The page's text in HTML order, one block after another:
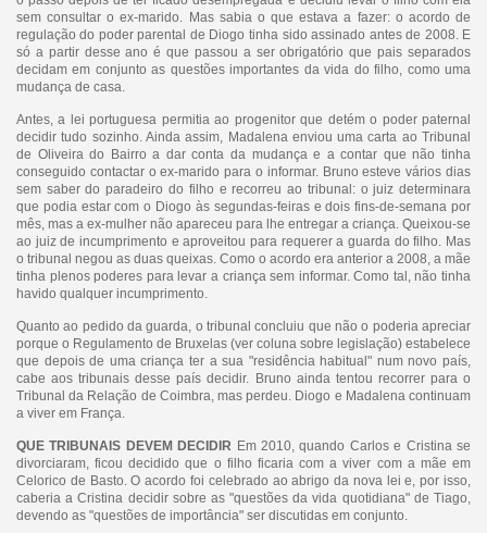
sem consultar o ex-marido. Mas sabia o que estava a fazer: o acordo de
regulação do poder parental de Diogo tinha sido assinado antes de 2008. E
só a partir desse ano é que passou a ser obrigatório que pais separados
decidam em conjunto as questões importantes da vida do filho, como uma
mudança de casa.
Antes, a lei portuguesa permitia ao progenitor que detém o poder paternal
decidir tudo sozinho. Ainda assim, Madalena enviou uma carta ao Tribunal
de Oliveira do Bairro a dar conta da mudança e a contar que não tinha
conseguido contactar o ex-marido para o informar. Bruno esteve vários dias
sem saber do paradeiro do filho e recorreu ao tribunal: o juiz determinara
que podia estar com o Diogo às segundas-feiras e dois fins-de-semana por
mês, mas a ex-mulher não apareceu para lhe entregar a criança. Queixou-se
ao juiz de incumprimento e aproveitou para requerer a guarda do filho. Mas
o tribunal negou as duas queixas. Como o acordo era anterior a 2008, a mãe
tinha plenos poderes para levar a criança sem informar. Como tal, não tinha
havido qualquer incumprimento.
Quanto ao pedido da guarda, o tribunal concluiu que não o poderia apreciar
porque o Regulamento de Bruxelas (ver coluna sobre legislação) estabelece
que depois de uma criança ter a sua "residência habitual" num novo país,
cabe aos tribunais desse país decidir. Bruno ainda tentou recorrer para o
Tribunal da Relação de Coimbra, mas perdeu. Diogo e Madalena continuam
a viver em França.
QUE TRIBUNAIS DEVEM DECIDIR Em 2010, quando Carlos e Cristina se
divorciaram, ficou decidido que o filho ficaria com a viver com a mãe em
Celorico de Basto. O acordo foi celebrado ao abrigo da nova lei e, por isso,
caberia a Cristina decidir sobre as "questões da vida quotidiana" de Tiago,
devendo as "questões de importância" ser discutidas em conjunto.